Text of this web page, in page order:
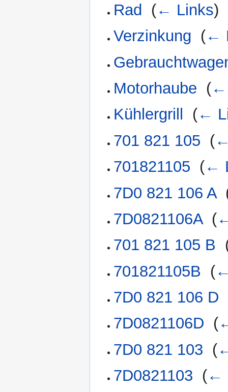
Rad
(← Links)
Verzinkung (←
Motorhaube (←
Kühlergrill
(←
701 821 105 (
701821105 (←
7D0 821 106 A‎
7D0821106A‎ (
701 821 105 B
701821105B
(
7D0 821 106 D
7D0821106D (
7D0 821 103 (
7D0821103 (←